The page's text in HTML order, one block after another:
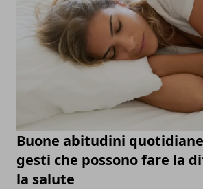
Buone abitudini
gesti che possono fare la
la salute